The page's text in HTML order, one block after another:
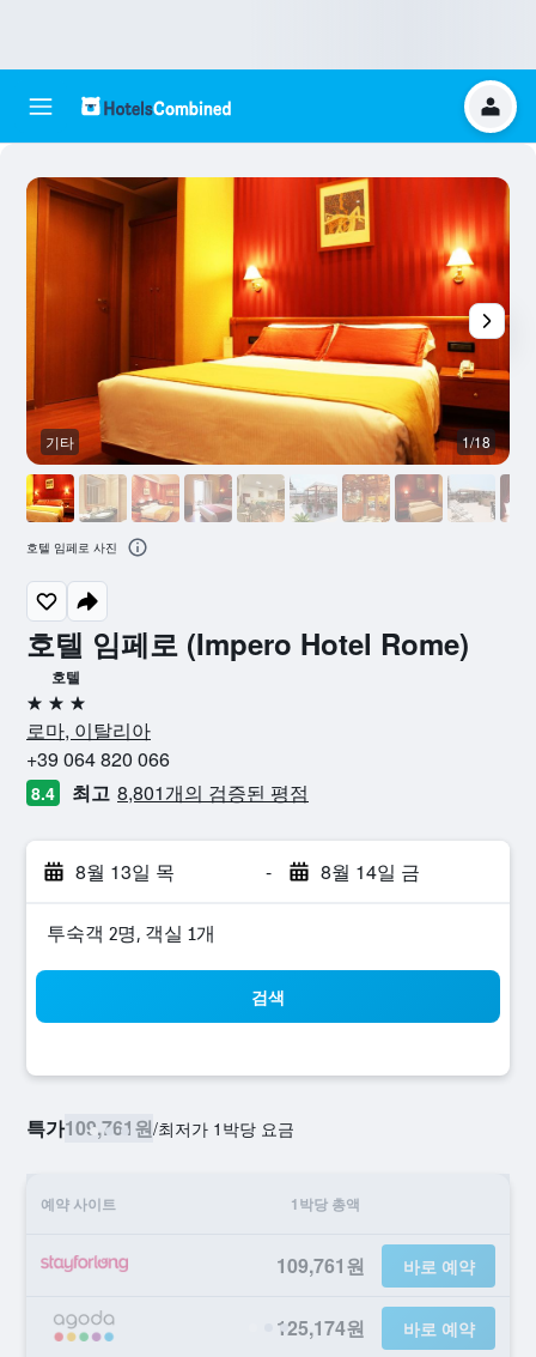
호텔 임페로 (Impero Hotel Rome)
호텔
3성급
로마, 이탈리아
+39 064 820 066
8.4 최고 8,801개의 검증된 평점
8월 13일 목 - 8월 14일 금
​투숙객 2​명, ​객실 1개
검색
특가109,761원/​최저가 1박당 요금
예약 사이트 1박당 총액
109,761원 바로 예약
125,174원 바로 예약
기타 1/18
호텔 임페로 사진